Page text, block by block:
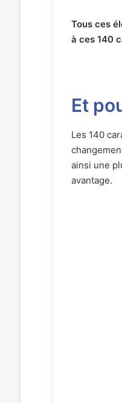
Tous ces
à ces 140
Et
Les 140
ainsi une
avantage.